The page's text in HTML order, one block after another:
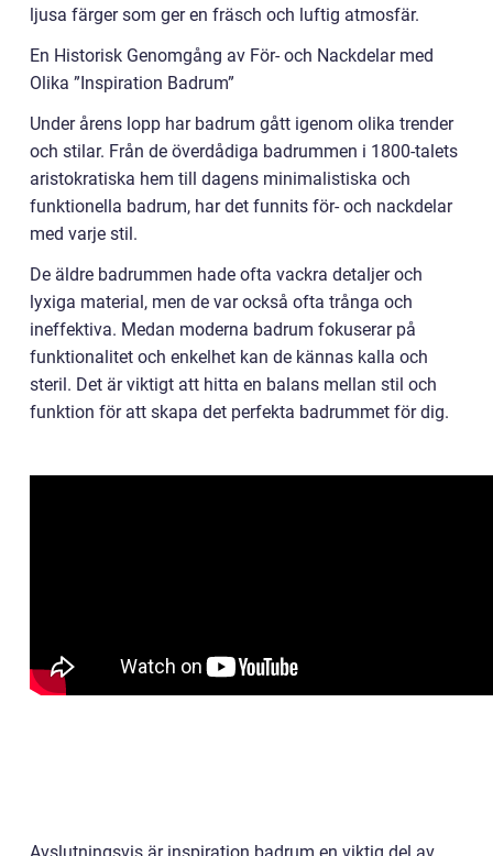
ljusa färger som ger en fräsch och luftig atmosfär.
En Historisk Genomgång av För- och Nackdelar med
Olika ”Inspiration Badrum”
Under årens lopp har badrum gått igenom olika trender
och stilar. Från de överdådiga badrummen i 1800-talets
aristokratiska hem till dagens minimalistiska och
funktionella badrum, har det funnits för- och nackdelar
med varje stil.
De äldre badrummen hade ofta vackra detaljer och
lyxiga material, men de var också ofta trånga och
ineffektiva. Medan moderna badrum fokuserar på
funktionalitet och enkelhet kan de kännas kalla och
steril. Det är viktigt att hitta en balans mellan stil och
funktion för att skapa det perfekta badrummet för dig.